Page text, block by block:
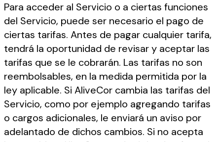
Para acceder al Servicio o a ciertas funciones
del Servicio, puede ser necesario el pago de
ciertas tarifas. Antes de pagar cualquier tarifa,
tendrá la oportunidad de revisar y aceptar las
tarifas que se le cobrarán. Las tarifas no son
reembolsables, en la medida permitida por la
ley aplicable. Si AliveCor cambia las tarifas del
Servicio, como por ejemplo agregando tarifas
o cargos adicionales, le enviará un aviso por
adelantado de dichos cambios. Si no acepta